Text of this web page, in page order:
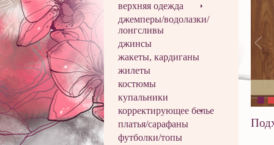
верхняя одежда
джемперы/водолазки/
лонгсливы
джинсы
жакеты, кардиганы
жилеты
костюмы
купальники
корректирующее белье
платья/сарафаны
футболки/топы